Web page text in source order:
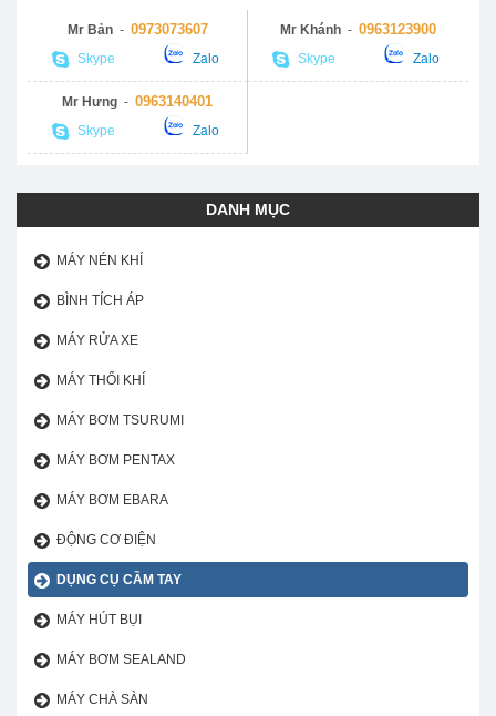
Mr Bản- 0973073607
Skype Zalo
Mr Khánh - 0963123900
Skype Zalo
Mr Hưng - 0963140401
Skype Zalo
DANH MỤC
MÁY NÉN KHÍ
BÌNH TÍCH ÁP
MÁY RỬA XE
MÁY THỔI KHÍ
MÁY BƠM TSURUMI
MÁY BƠM PENTAX
MÁY BƠM EBARA
ĐỘNG CƠ ĐIỆN
DỤNG CỤ CẦM TAY
MÁY HÚT BỤI
MÁY BƠM SEALAND
MÁY CHÀ SÀN